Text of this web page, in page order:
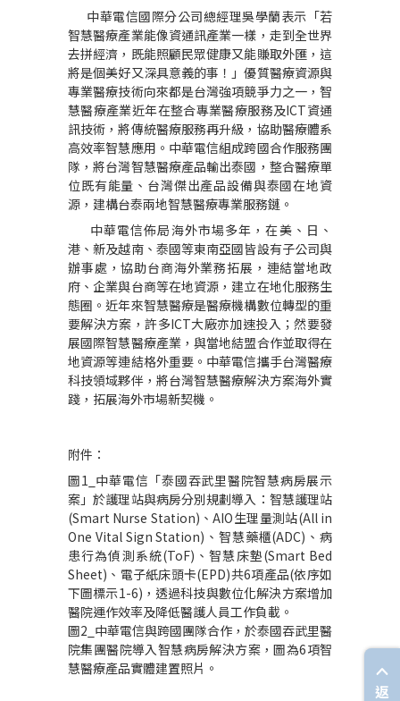
中華電信國際分公司總經理吳學蘭表示「若
智慧醫療產業能像資通訊產業一樣，走到全世界
去拼經濟，既能照顧民眾健康又能賺取外匯，這
將是個美好又深具意義的事！」優質醫療資源與
專業醫療技術向來都是台灣強項競爭力之一，智
慧醫療產業近年在整合專業醫療服務及ICT資通
訊技術，將傳統醫療服務再升級，協助醫療體系
高效率智慧應用。中華電信組成跨國合作服務團
隊，將台灣智慧醫療產品輸出泰國，整合醫療單
位既有能量、台灣傑出產品設備與泰國在地資
源，建構台泰兩地智慧醫療專業服務鏈。
中華電信佈局海外市場多年，在美、日、
港、新及越南、泰國等東南亞國皆設有子公司與
辦事處，協助台商海外業務拓展，連結當地政
府、企業與台商等在地資源，建立在地化服務生
態圈。近年來智慧醫療是醫療機構數位轉型的重
要解決方案，許多ICT大廠亦加速投入；然要發
展國際智慧醫療產業，與當地結盟合作並取得在
地資源等連結格外重要。中華電信攜手台灣醫療
科技領域夥伴，將台灣智慧醫療解決方案海外實
踐，拓展海外市場新契機。
附件：
圖1_ 中華電信「泰國吞武里醫院智慧病房展示
案」於護理站與病房分別規劃導入：智慧護理站
(Smart Nurse Station) 、AIO生理量測站(All in
One Vital Sign Station) 、智慧藥櫃(ADC) 、病
患行為偵測系統(ToF) 、智慧床墊(Smart Bed
Sheet) 、電子紙床頭卡(EPD)共6項產品(依序如
下圖標示1-6) ，透過科技與數位化解決方案增加
醫院運作效率及降低醫護人員工作負載。
圖2_ 中華電信與跨國團隊合作，於泰國吞武里醫
院集團醫院導入智慧病房解決方案，圖為6項智
慧醫療產品實體建置照片。
返